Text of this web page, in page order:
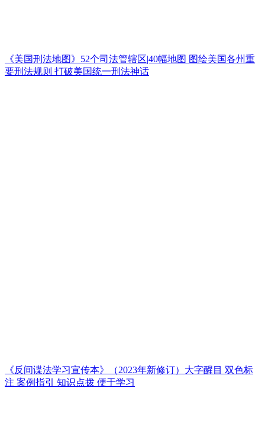
《美国刑法地图》52个司法管辖区|40幅地图 图绘美国各州重
要刑法规则 打破美国统一刑法神话
《反间谍法学习宣传本》（2023年新修订）大字醒目 双色标
注 案例指引 知识点拨 便于学习